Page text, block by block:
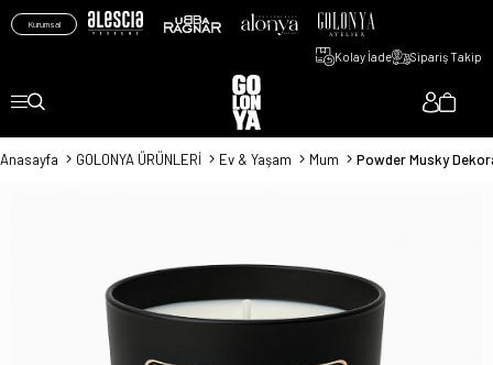
Kurumsal
Kolay İade Sipariş Takip
Anasayfa GOLONYA ÜRÜNLERİ Ev & Yaşam Mum